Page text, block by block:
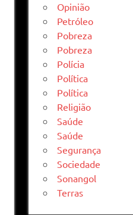
Opinião
Petróleo
Pobreza
Pobreza
Polícia
Política
Política
Religião
Saúde
Saúde
Segurança
Sociedade
Sonangol
Terras